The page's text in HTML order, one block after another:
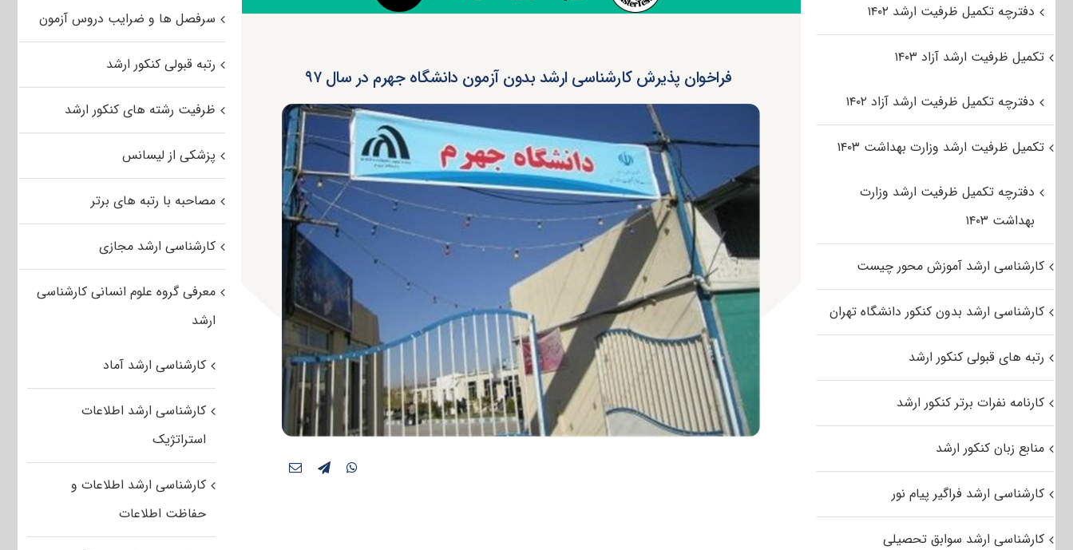
فراخوان پذیرش کارشناسی ارشد بدون آزمون دانشگاه جهرم در سال ۹۷
سرفصل ها و ضرایب دروس آزمون
رتبه قبولی کنکور ارشد
ظرفیت رشته های کنکور ارشد
پزشکی از لیسانس
مصاحبه با رتبه های برتر
کارشناسی ارشد مجازی
معرفی گروه علوم انسانی کارشناسی
ارشد
کارشناسی ارشد آماد
کارشناسی ارشد اطلاعات
استراتژیک
کارشناسی ارشد اطلاعات و
حفاظت اطلاعات
دفترچه تکمیل ظرفیت ارشد ۱۴۰۲
تکمیل ظرفیت ارشد آزاد ۱۴۰۳
دفترچه تکمیل ظرفیت ارشد آزاد ۱۴۰۲
تکمیل ظرفیت ارشد وزارت بهداشت ۱۴۰۳
دفترچه تکمیل ظرفیت ارشد وزارت
بهداشت ۱۴۰۳
کارشناسی ارشد آموزش محور چیست
کارشناسی ارشد بدون کنکور دانشگاه تهران
رتبه های قبولی کنکور ارشد
کارنامه نفرات برتر کنکور ارشد
منابع زبان کنکور ارشد
کارشناسی ارشد فراگیر پیام نور
کارشناسی ارشد سوابق تحصیلی